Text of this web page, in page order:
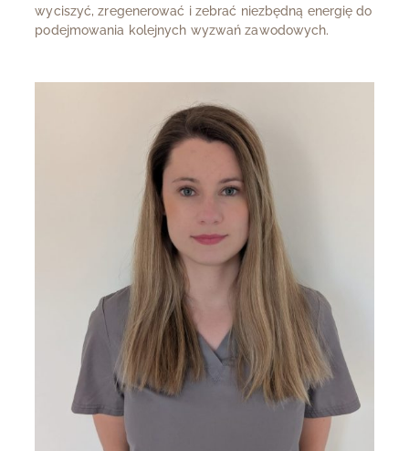
wyciszyć, zregenerować i zebrać niezbędną energię do
podejmowania kolejnych wyzwań zawodowych.